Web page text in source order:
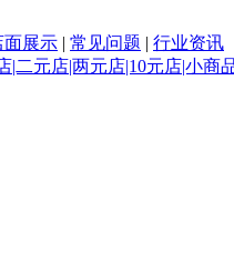
面展示 | 常见问题 | 行业资讯